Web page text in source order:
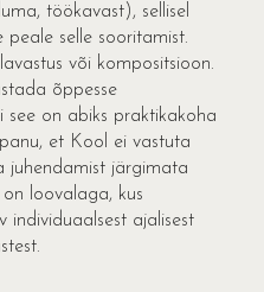
töökavast), sellisel
peale selle sooritamist.
või kompositsioon.
õppesse
see on abiks praktikakoha
et Kool ei vastuta
juhendamist järgimata
loovalaga, kus
individuaalsest ajalisest